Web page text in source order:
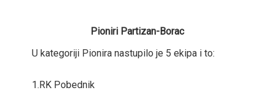
Pioniri Partizan-Borac
U kategoriji Pionira nastupilo je 5 ekipa i to:
1.RK Pobednik